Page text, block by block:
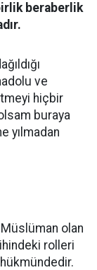
beraberlik
ve
hiçbir
buraya
yılmadan
olan
rolleri